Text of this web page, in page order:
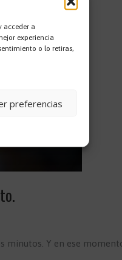
acceder a
experiencia
o lo retiras,
preferencias
minutos. Y en ese